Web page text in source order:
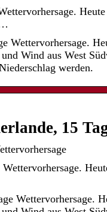
Wettervorhersage.
Wind aus West
werden.
15
Wettervorhersage.